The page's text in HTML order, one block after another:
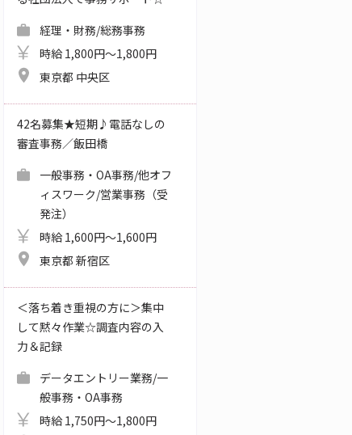
経理・財務/総務事務
時給 1,800円～1,800円
東京都 中央区
42名募集★短期♪電話なしの
審査事務／飯田橋
一般事務・OA事務/他オフ
ィスワーク/営業事務（受
発注）
時給 1,600円～1,600円
東京都 新宿区
＜落ち着き重視の方に＞集中
して黙々作業☆調査内容の入
力＆記録
データエントリー業務/一
般事務・OA事務
時給 1,750円～1,800円